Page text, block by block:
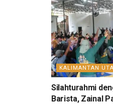
KALIMANTAN
Silahturahmi
Barista, Zainal